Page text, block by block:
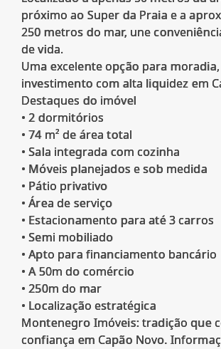
próximo ao Super da Praia e a
250 metros do mar, une
de vida.
Uma excelente opção para
investimento com alta liquidez em
Destaques do imóvel
• 2 dormitórios
• 74 m² de área total
• Sala integrada com cozinha
• Móveis planejados e sob medida
• Pátio privativo
• Área de serviço
• Estacionamento para até 3 carros
• Semi mobiliado
• Apto para financiamento bancário
• A 50m do comércio
• 250m do mar
• Localização estratégica
Montenegro Imóveis: tradição que
confiança em Capão Novo.